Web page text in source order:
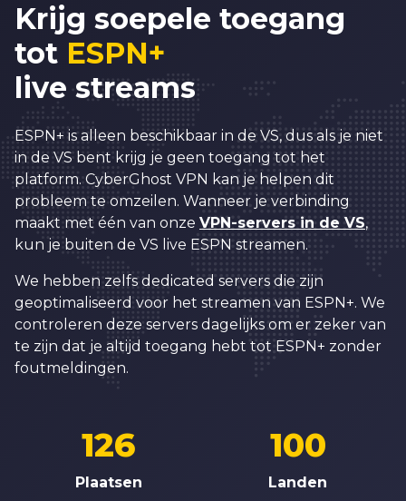
Krijg soepele toegang
tot ESPN+
live streams
ESPN+ is alleen beschikbaar in de VS, dus als je niet
in de VS bent krijg je geen toegang tot het
platform. CyberGhost VPN kan je helpen dit
probleem te omzeilen. Wanneer je verbinding
maakt met één van onze VPN-servers in de VS,
kun je buiten de VS live ESPN streamen.
We hebben zelfs dedicated servers die zijn
geoptimaliseerd voor het streamen van ESPN+. We
controleren deze servers dagelijks om er zeker van
te zijn dat je altijd toegang hebt tot ESPN+ zonder
foutmeldingen.
Plaatsen
126
Landen
100